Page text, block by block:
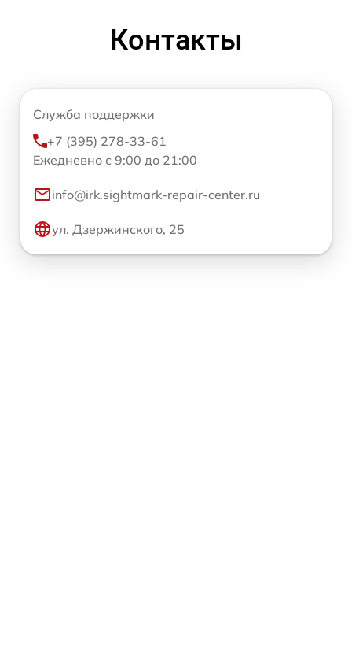
Контакты
Служба поддержки
+7 (395) 278-33-61
Ежедневно с 9:00 до 21:00
info@irk.sightmark-repair-center.ru
ул. Дзержинского, 25